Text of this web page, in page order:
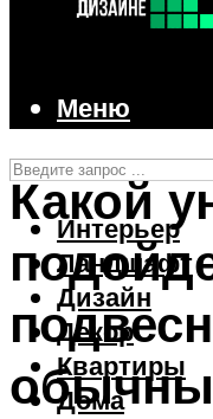
Интерьер
Ландшафт
Дизайн
Декор
Квартиры
Дома
Меню
Какой